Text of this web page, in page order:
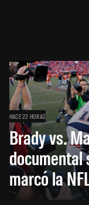
HACE 22 HORAS
Brady vs.
documental
marcó la